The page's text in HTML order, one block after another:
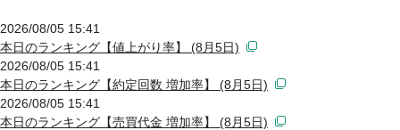
2026/08/05 15:41
本日のランキング【値上がり率】 (8月5日)
2026/08/05 15:41
本日のランキング【約定回数 増加率】 (8月5日)
2026/08/05 15:41
本日のランキング【売買代金 増加率】 (8月5日)